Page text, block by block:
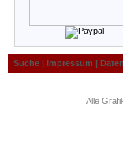
Suche | Impressum |
Alle